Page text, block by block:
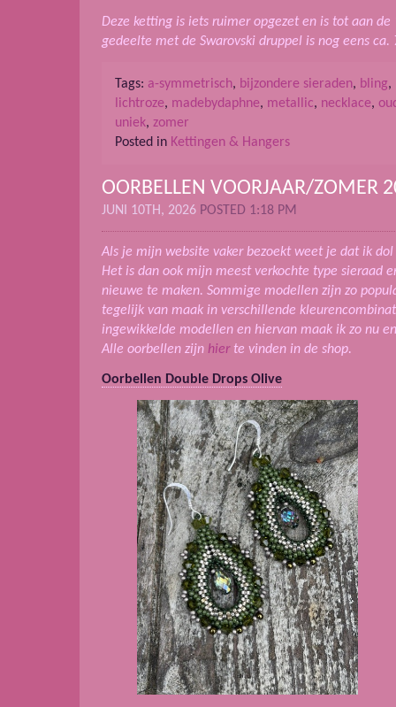
Deze ketting is iets ruimer opgezet en is tot aan de
gedeelte met de Swarovski druppel is nog eens ca.
Tags: a-symmetrisch, bijzondere sieraden, bling,
lichtroze, madebydaphne, metallic, necklace,
uniek, zomer
Posted in Kettingen & Hangers
OORBELLEN VOORJAAR/ZOMER
JUNI 10TH, 2026 POSTED 1:18 PM
Als je mijn website vaker bezoekt weet je dat ik
Het is dan ook mijn meest verkochte type sieraad
nieuwe te maken. Sommige modellen zijn zo
tegelijk van maak in verschillende
ingewikkelde modellen en hiervan maak ik zo nu
Alle oorbellen zijn hierte vinden in de shop.
Oorbellen Double Drops Olive